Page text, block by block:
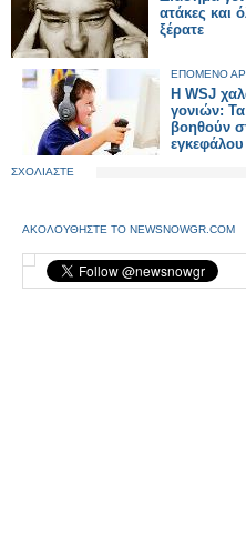
ατάκες και
ξέρατε
ΕΠΟΜΕΝΟ
H WSJ
γονιών: Τα
βοηθούν
εγκεφάλου
ΣΧΟΛΙΑΣΤΕ
ΑΚΟΛΟΥΘΗΣΤΕ ΤΟ NEWSNOWGR.COM